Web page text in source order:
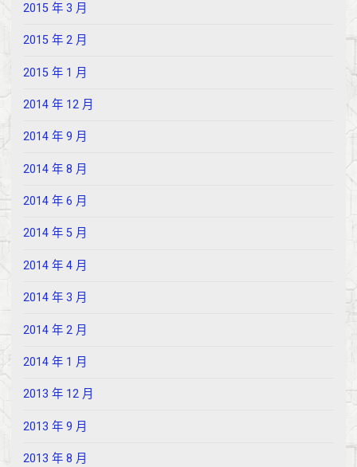
2015 年 3 月
2015 年 2 月
2015 年 1 月
2014 年 12 月
2014 年 9 月
2014 年 8 月
2014 年 6 月
2014 年 5 月
2014 年 4 月
2014 年 3 月
2014 年 2 月
2014 年 1 月
2013 年 12 月
2013 年 9 月
2013 年 8 月